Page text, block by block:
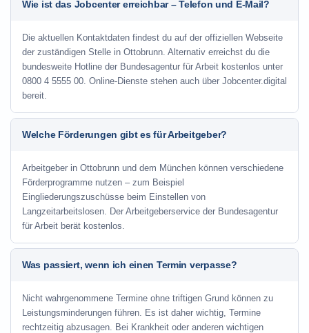
Wie ist das Jobcenter erreichbar – Telefon und E-Mail?
Die aktuellen Kontaktdaten findest du auf der offiziellen Webseite
der zuständigen Stelle in Ottobrunn. Alternativ erreichst du die
bundesweite Hotline der Bundesagentur für Arbeit kostenlos unter
0800 4 5555 00. Online-Dienste stehen auch über Jobcenter.digital
bereit.
Welche Förderungen gibt es für Arbeitgeber?
Arbeitgeber in Ottobrunn und dem München können verschiedene
Förderprogramme nutzen – zum Beispiel
Eingliederungszuschüsse beim Einstellen von
Langzeitarbeitslosen. Der Arbeitgeberservice der Bundesagentur
für Arbeit berät kostenlos.
Was passiert, wenn ich einen Termin verpasse?
Nicht wahrgenommene Termine ohne triftigen Grund können zu
Leistungsminderungen führen. Es ist daher wichtig, Termine
rechtzeitig abzusagen. Bei Krankheit oder anderen wichtigen